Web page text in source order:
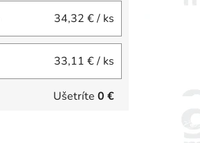
34,32 €/ ks
33,11 €/ ks
Ušetríte 0 €